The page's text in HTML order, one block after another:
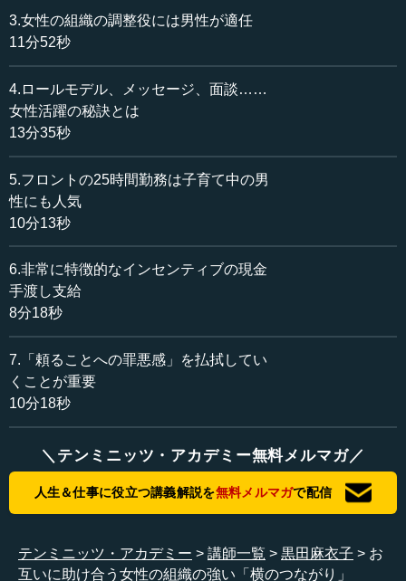
を超える職場は少ないかもしれません。ですので、どうす
れば女性が活躍できる社会、会社になるのか、よく分から
ないという方も残念ながらいらっしゃると思います。そん
ななか、女性として、女性が活躍している会社に入られて
思ったこと、感じられたことをお聞きしたいと思います。
まず、女性が活躍する職場の面白さ、特徴というのは、
どういうところにありますでしょうか？
黒田 そうですね。私自身は、ずっと女子校育ちで、他の
会社に就職したこともないため、女性だけの職場にあまり
―― 女子校には独特の文化がありますよね。
黒田 そうですね。ただ、社外の取締役から「女性ならで
はなのかもしれないけれど、横への情報の伝達が速いね」
と言われたことがあります。
―― なるほど。
黒田 横に情報が伝達しやすいということは、例えば支配
人たちがやってよかったことを横展開できるので、その点
はとてもよいと思っています。一方で、「上から下への情
士、うわさもひっくるめて、うわーっと情報が集まるので
すが、本社が言ったことが支配人、末端のスタッフまで伝
3.女性の組織の調整役には男性が適任
11分52秒
4.ロールモデル、メッセージ、面談……
女性活躍の秘訣とは
13分35秒
5.フロントの25時間勤務は子育て中の男
性にも人気
10分13秒
6.非常に特徴的なインセンティブの現金
手渡し支給
8分18秒
7.「頼ることへの罪悪感」を払拭してい
くことが重要
10分18秒
＼テンミニッツ・アカデミー無料メルマガ／
人生＆仕事に役立つ講義解説を無料メルマガで配信
テンミニッツ・アカデミー 講師一覧 黒田麻衣子
お
互いに助け合う女性の組織の強い「横のつながり」